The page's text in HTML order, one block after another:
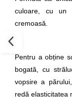
culoare, cu un
cremoasă.
Pentru a obține
bogată, cu
vopsire a
redă elasticitatea